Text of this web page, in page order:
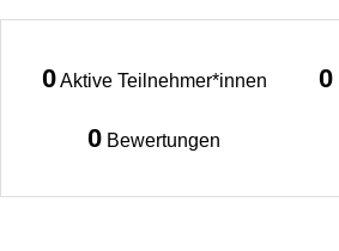
0 Aktive Teilnehmer*innen 0
0 Bewertungen